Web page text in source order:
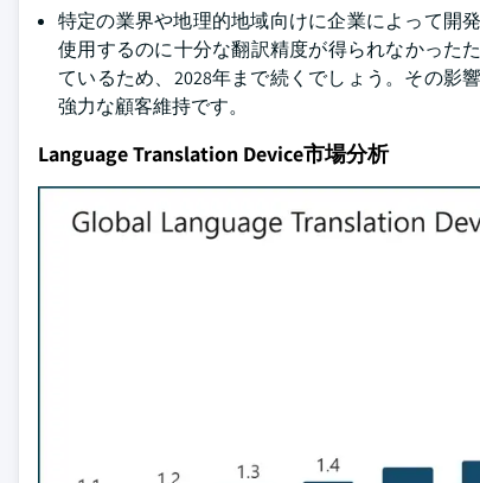
特定の業界や地理的地域向けに企業によって開
使用するのに十分な翻訳精度が得られなかった
ているため、2028年まで続くでしょう。その影
強力な顧客維持です。
Language Translation Device市場分析